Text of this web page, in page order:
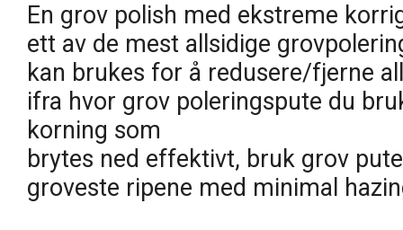
En grov polish med ekstreme
ett av de mest allsidige
kan brukes for å redusere/fjerne
ifra hvor grov poleringspute du
korning som
brytes ned effektivt, bruk grov
groveste ripene med minimal